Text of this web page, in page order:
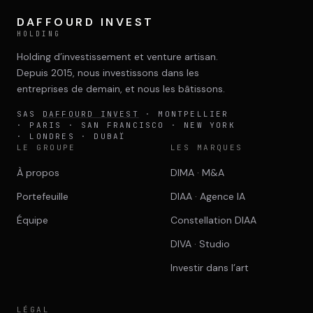
DAFFOURD INVEST
HOLDING
Holding d’investissement et venture artisan.
Depuis 2015, nous investissons dans les
entreprises de demain, et nous les bâtissons.
SAS DAFFOURD INVEST
· MONTPELLIER
· PARIS · SAN FRANCISCO · NEW YORK
· LONDRES · DUBAÏ
LE GROUPE
À propos
Portefeuille
Équipe
LES MARQUES
DIMA · M&A
DIAA · Agence IA
Constellation DIAA
DIVA · Studio
Investir dans l’art
LÉGAL